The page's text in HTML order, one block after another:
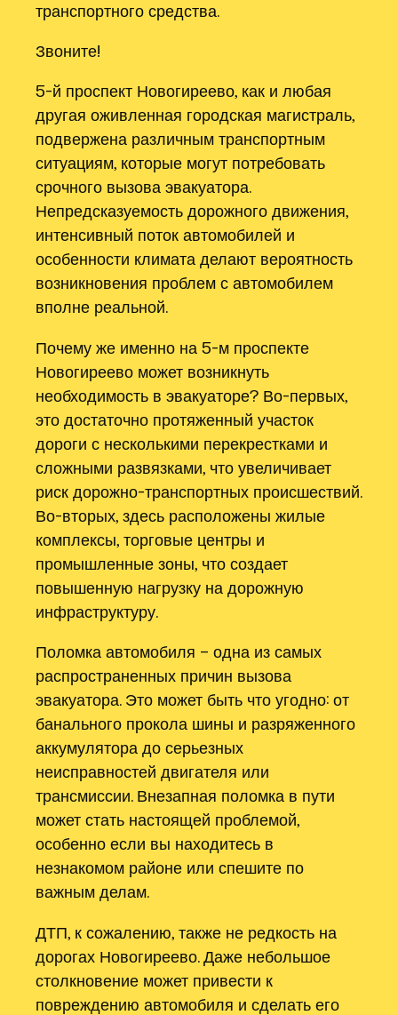
транспортного средства.
Звоните!
5-й проспект Новогиреево, как и любая
другая оживленная городская магистраль,
подвержена различным транспортным
ситуациям, которые могут потребовать
срочного вызова эвакуатора.
Непредсказуемость дорожного движения,
интенсивный поток автомобилей и
особенности климата делают вероятность
возникновения проблем с автомобилем
вполне реальной.
Почему же именно на 5-м проспекте
Новогиреево может возникнуть
необходимость в эвакуаторе? Во-первых,
это достаточно протяженный участок
дороги с несколькими перекрестками и
сложными развязками, что увеличивает
риск дорожно-транспортных происшествий.
Во-вторых, здесь расположены жилые
комплексы, торговые центры и
промышленные зоны, что создает
повышенную нагрузку на дорожную
инфраструктуру.
Поломка автомобиля – одна из самых
распространенных причин вызова
эвакуатора. Это может быть что угодно: от
банального прокола шины и разряженного
аккумулятора до серьезных
неисправностей двигателя или
трансмиссии. Внезапная поломка в пути
может стать настоящей проблемой,
особенно если вы находитесь в
незнакомом районе или спешите по
важным делам.
ДТП, к сожалению, также не редкость на
дорогах Новогиреево. Даже небольшое
столкновение может привести к
повреждению автомобиля и сделать его